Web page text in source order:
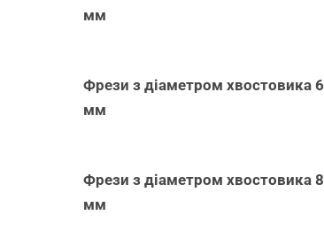
мм
Фрези з діаметром хвостовика 6
мм
Фрези з діаметром хвостовика 8
мм